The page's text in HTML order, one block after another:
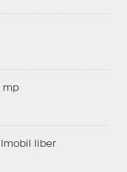
mp
Imobil liber